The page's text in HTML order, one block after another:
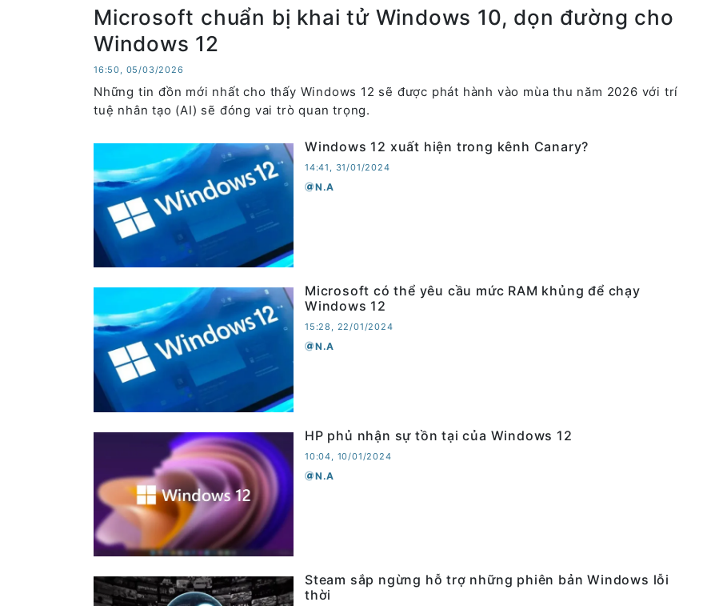
Microsoft chuẩn bị khai tử Windows 10, dọn đường cho
Windows 12
16:50, 05/03/2026
Những tin đồn mới nhất cho thấy Windows 12 sẽ được phát hành vào mùa thu năm 2026 với trí
tuệ nhân tạo (AI) sẽ đóng vai trò quan trọng.
Windows 12 xuất hiện trong kênh Canary?
14:41, 31/01/2024
N.A
Microsoft có thể yêu cầu mức RAM khủng để chạy
Windows 12
15:28, 22/01/2024
N.A
HP phủ nhận sự tồn tại của Windows 12
10:04, 10/01/2024
N.A
Steam sắp ngừng hỗ trợ những phiên bản Windows lỗi
thời